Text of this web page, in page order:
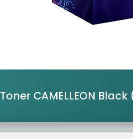
Toner CAMELLEON Black